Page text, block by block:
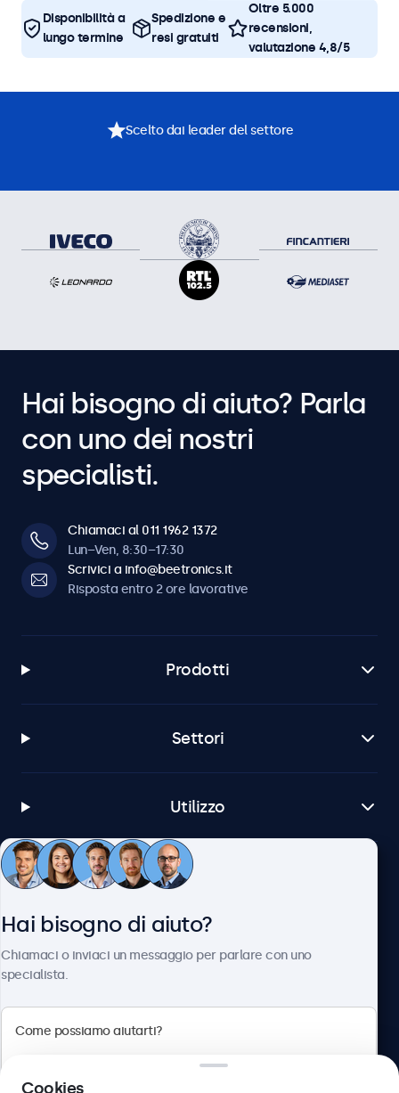
Disponibilità a
lungo termine
Spedizione e
resi gratuiti
Oltre 5.000
recensioni,
valutazione 4,8/5
Scelto dai leader del settore
Hai bisogno di aiuto? Parla
con uno dei nostri
specialisti.
Chiamaci al 011 1962 1372
Lun–Ven, 8:30–17:30
Scrivici a info@beetronics.it
Risposta entro 2 ore lavorative
Prodotti
Settori
Utilizzo
Servizio Clienti
Hai bisogno di aiuto?
Chiamaci o inviaci un messaggio per parlare con uno
specialista.
Cookies